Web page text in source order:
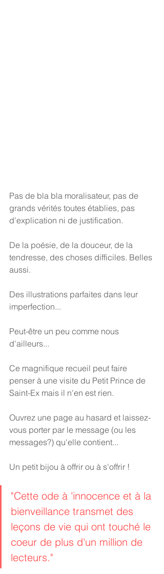
Pas de bla bla moralisateur, pas de
grands vérités toutes établies, pas
d'explication ni de justification.
De la poésie, de la douceur, de la
tendresse, des choses difficiles. Belles
aussi.
Des illustrations parfaites dans leur
imperfection...
Peut-être un peu comme nous
d'ailleurs...
Ce magnifique recueil peut faire
penser à une visite du Petit Prince de
Saint-Ex mais il n'en est rien.
Ouvrez une page au hasard et laissez-
vous porter par le message (ou les
messages?) qu'elle contient...
Un petit bijou à offrir ou à s'offrir !
"Cette ode à 'innocence et à la
bienveillance transmet des
leçons de vie qui ont touché le
coeur de plus d'un million de
lecteurs."